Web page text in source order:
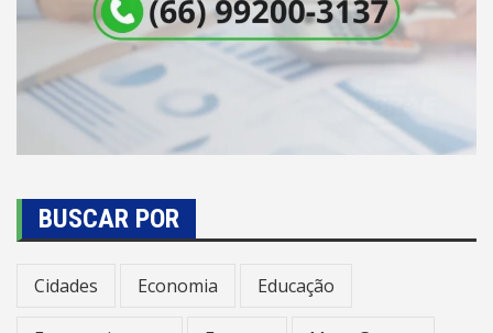
BUSCAR POR
Cidades Economia Educação